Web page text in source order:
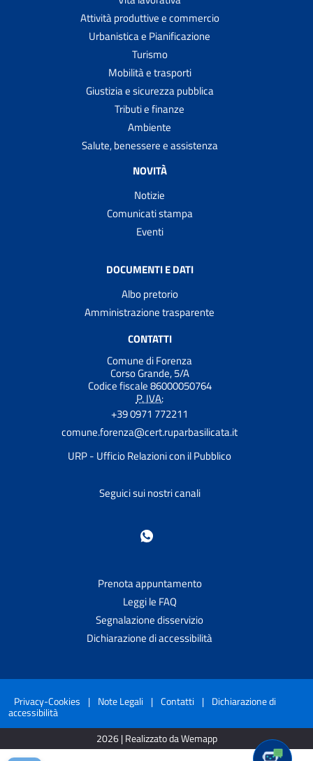
Attività produttive e commercio
Urbanistica e Pianificazione
Turismo
Mobilità e trasporti
Giustizia e sicurezza pubblica
Tributi e finanze
Ambiente
Salute, benessere e assistenza
NOVITÀ
Notizie
Comunicati stampa
Eventi
DOCUMENTI E DATI
Albo pretorio
Amministrazione trasparente
CONTATTI
Comune di Forenza
Corso Grande, 5/A
Codice fiscale 86000050764
P. IVA:
+39 0971 772211
comune.forenza@cert.ruparbasilicata.it
URP - Ufficio Relazioni con il Pubblico
Seguici sui nostri canali
Prenota appuntamento
Leggi le FAQ
Segnalazione disservizio
Dichiarazione di accessibilità
Privacy-Cookies | Note Legali | Contatti | Dichiarazione di
accessibilità
2026 | Realizzato da Wemapp